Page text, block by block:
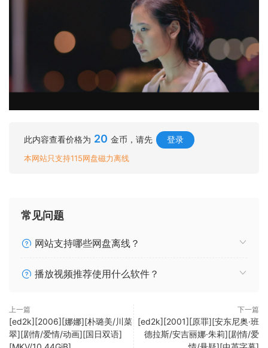
此内容查看价格为 20 金币，请先 登录
本网站只支持115网盘磁力离线
常见问题
网站支持哪些网盘离线？
播放视频推荐使用什么软件？
上一篇
[ed2k][2006][娜娜][朴璐美/川菜
翠][剧情/爱情/动画][国日双语]
下一篇
[ed2k][2001][原罪][安东尼奥·班
德拉斯/安吉丽娜·朱莉][剧情/爱